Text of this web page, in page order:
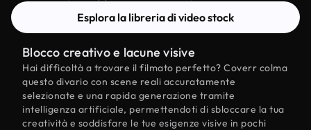
Esplora la libreria di video stock
Blocco creativo e lacune visive
Hai difficoltà a trovare il filmato perfetto? Coverr colma
questo divario con scene reali accuratamente
selezionate e una rapida generazione tramite
intelligenza artificiale, permettendoti di sbloccare la tua
creatività e soddisfare le tue esigenze visive in pochi